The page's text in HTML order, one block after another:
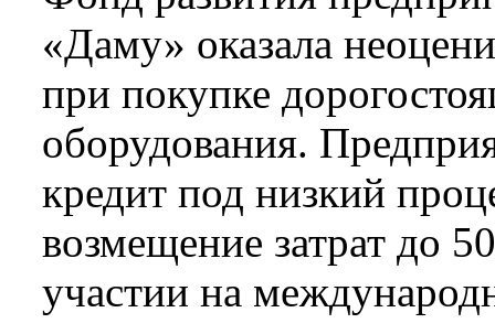
«Даму» оказала
при покупке
оборудования.
кредит под низкий
возмещение затрат до
участии на